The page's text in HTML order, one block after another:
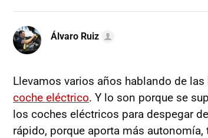
Álvaro Ruiz
Llevamos varios años hablando de las
coche eléctrico. Y lo son porque se
los coches eléctricos para despegar
rápido, porque aporta más